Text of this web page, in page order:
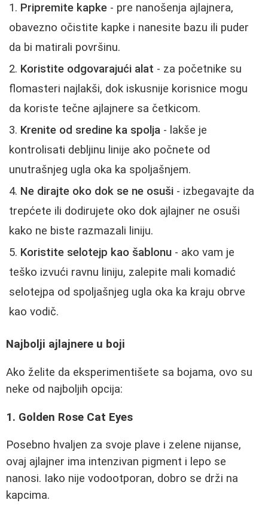
Pripremite kapke - pre nanošenja ajlajnera,
obavezno očistite kapke i nanesite bazu ili puder
da bi matirali površinu.
Koristite odgovarajući alat - za početnike su
flomasteri najlakši, dok iskusnije korisnice mogu
da koriste tečne ajlajnere sa četkicom.
Krenite od sredine ka spolja - lakše je
kontrolisati debljinu linije ako počnete od
unutrašnjeg ugla oka ka spoljašnjem.
Ne dirajte oko dok se ne osuši - izbegavajte da
trepćete ili dodirujete oko dok ajlajner ne osuši
kako ne biste razmazali liniju.
Koristite selotejp kao šablonu - ako vam je
teško izvući ravnu liniju, zalepite mali komadić
selotejpa od spoljašnjeg ugla oka ka kraju obrve
kao vodič.
Najbolji ajlajnere u boji
Ako želite da eksperimentišete sa bojama, ovo su
neke od najboljih opcija:
1. Golden Rose Cat Eyes
Posebno hvaljen za svoje plave i zelene nijanse,
ovaj ajlajner ima intenzivan pigment i lepo se
nanosi. Iako nije vodootporan, dobro se drži na
kapcima.